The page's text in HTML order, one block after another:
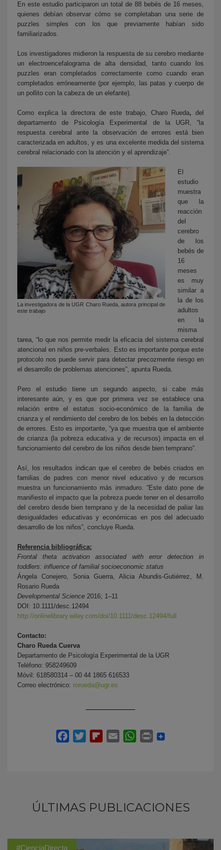
En este estudio participaron un total de 88 bebés de 16 meses,
quienes debían observar cómo se completaban una serie de
puzzles simples con los que previamente habían sido
familiarizados.
Los investigadores midieron la respuesta de su cerebro mediante
un electroencefalograma de alta densidad, tanto cuando los
puzzles eran completados correctamente como cuando eran
completados erróneamente (por ejemplo, las patas y cuerpo de
un pollito con la cabeza de un elefante).
Como explica la directora de este trabajo, Charo Rueda,del
departamento de Psicología Experimental de la UGR, “la
respuesta cerebral ante la observación de errores está bien
caracterizada en adultos, y es una excelente medida del sistema
cerebral relacionado con la atención y el aprendizaje”.
La investigadora de la UGR Charo Rueda, autora principal de
este trabajo
El
estudio
muestra
que la
reacción
del
cerebro
de los
bebés de
16
meses
es muy
similar a
la de los
adultos
en la
misma
tarea, “lo que nos permite medir la eficacia del sistema cerebral
atencional en niños pre-verbales. Esto es importante porque este
protocolo nos puede servir para detectar precozmente riesgo en
el desarrollo de problemas atenciones”, apunta Rueda.
Pero el estudio tiene un segundo aspecto, si cabe más
interesante aún, y es que por primera vez se establece una
relación entre el estatus socio-económico de la familia de
crianza y el rendimiento del cerebro de los bebés en la detección
de errores. Esto es importante, “ya que muestra que el ambiente
de crianza (la pobreza educativa y de recursos) impacta en el
funcionamiento del cerebro de los niños desde bien temprano”.
Así, los resultados indican que el cerebro de bebés criados en
familias de padres con menor nivel educativo y de recursos
muestra un funcionamiento más inmaduro. “Este dato pone de
manifiesto el impacto que la pobreza puede tener en el desarrollo
del cerebro desde bien temprano y de la necesidad de paliar las
desigualdades educativas y económicas en pos del adecuado
desarrollo de los niños”, concluye Rueda.
Referencia bibliográfica:
Frontal theta activation associated with error detection in
toddlers: influence of familial socioeconomic status
Ángela Conejero, Sonia Guerra, Alicia Abundis-Gutiérrez, M.
Rosario Rueda
Developmental Science 2016; 1–11
DOI: 10.1111/desc.12494
http://onlinelibrary.wiley.com/doi/10.1111/desc.12494/full
Contacto:
Charo Rueda Cuerva
Departamento de Psicología Experimental de la UGR
Teléfono: 958249609
Móvil: 618580314 – 00 44 1865 616533
Correo electrónico: rorueda@ugr.es
ÚLTIMAS PUBLICACIONES
#CienciaDirecta